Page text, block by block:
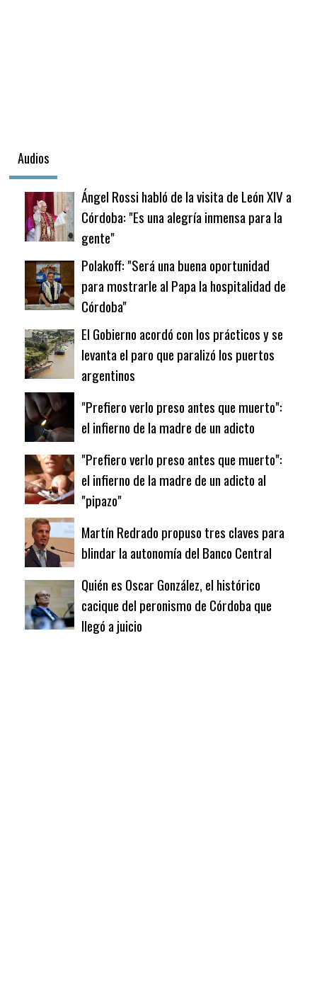
Audios
Ángel Rossi habló de la visita de León XIV a
Córdoba: "Es una alegría inmensa para la
gente"
Polakoff: "Será una buena oportunidad
para mostrarle al Papa la hospitalidad de
Córdoba"
El Gobierno acordó con los prácticos y se
levanta el paro que paralizó los puertos
argentinos
"Prefiero verlo preso antes que muerto":
el infierno de la madre de un adicto
"Prefiero verlo preso antes que muerto":
el infierno de la madre de un adicto al
"pipazo"
Martín Redrado propuso tres claves para
blindar la autonomía del Banco Central
Quién es Oscar González, el histórico
cacique del peronismo de Córdoba que
llegó a juicio